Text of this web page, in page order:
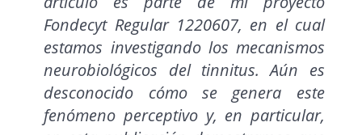
Fondecyt Regular 1220607, en el cual
estamos investigando los mecanismos
neurobiológicos del tinnitus. Aún es
desconocido cómo se genera este
fenómeno perceptivo y, en particular,